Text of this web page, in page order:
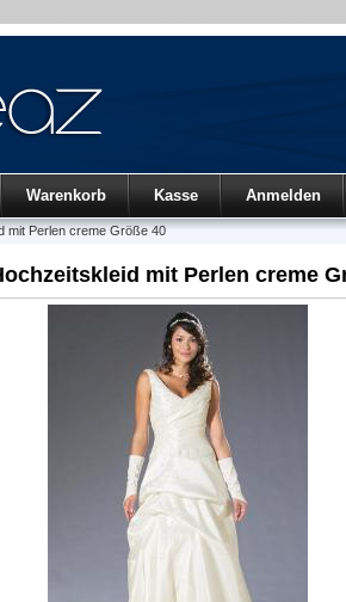
Warenkorb Kasse Anmelden
mit Perlen creme Größe 40
mit Perlen creme